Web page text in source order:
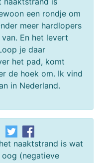
een rondje om
meer hardlopers
En het levert
je daar
het pad, komt
de hoek om. Ik vind
in Nederland.
naaktstrand is wat
(negatieve